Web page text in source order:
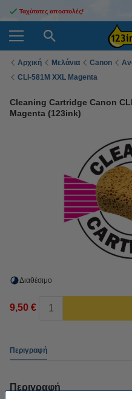
Ταχύτατες αποστολές!
Αρχική Μελάνια Canon
CLI-581M XXL Magenta
Cleaning Cartridge Canon
Magenta (123ink)
Διαθέσιμο
9,50 €
Περιγραφή
Περιγραφή